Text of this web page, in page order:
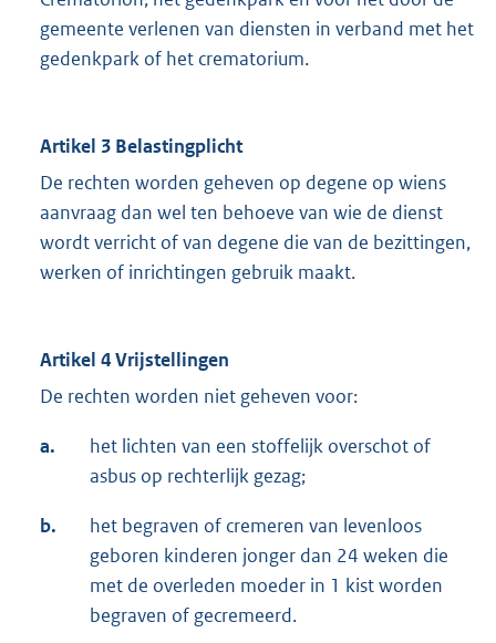
gemeente verlenen van diensten in verband met het
gedenkpark of het crematorium.
Artikel 3 Belastingplicht
De rechten worden geheven op degene op wiens
aanvraag dan wel ten behoeve van wie de dienst
wordt verricht of van degene die van de bezittingen,
werken of inrichtingen gebruik maakt.
Artikel 4 Vrijstellingen
De rechten worden niet geheven voor:
a.
het lichten van een stoffelijk overschot of
asbus op rechterlijk gezag;
b.
het begraven of cremeren van levenloos
geboren kinderen jonger dan 24 weken die
met de overleden moeder in 1 kist worden
begraven of gecremeerd.